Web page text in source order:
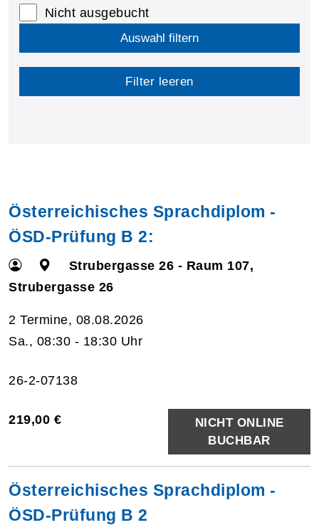
Nicht ausgebucht
Auswahl filtern
Filter leeren
Österreichisches Sprachdiplom -
ÖSD-Prüfung B 2:
Strubergasse 26 - Raum 107,
Strubergasse 26
2 Termine, 08.08.2026
Sa., 08:30 - 18:30 Uhr
26-2-07138
219,00 €
NICHT ONLINE
BUCHBAR
Österreichisches Sprachdiplom -
ÖSD-Prüfung B 2